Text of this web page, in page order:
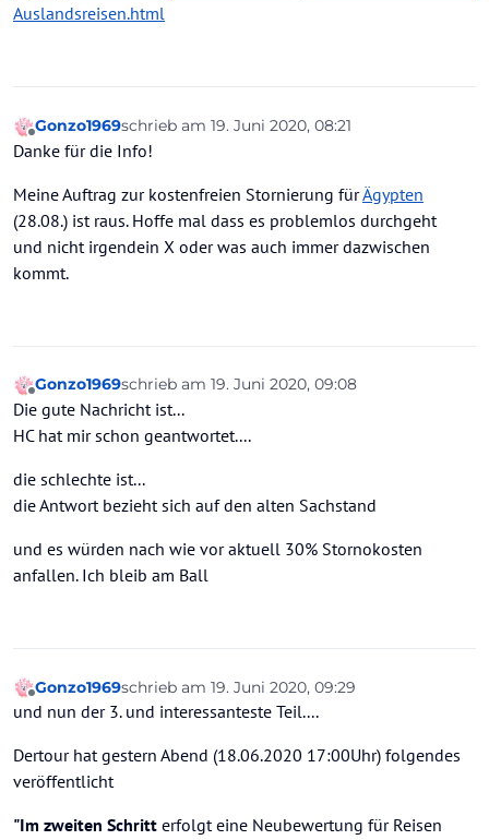
Auslandsreisen.html
Offline
Gonzo1969schrieb am 19. Juni 2020, 08:21
zuletzt editiert von
Danke für die Info!
Meine Auftrag zur kostenfreien Stornierung fürÄgypten
(28.08.) ist raus. Hoffe mal dass es problemlos durchgeht
und nicht irgendein X oder was auch immer dazwischen
kommt.
Offline
Gonzo1969schrieb am 19. Juni 2020, 09:08
zuletzt editiert von
Die gute Nachricht ist...
HC hat mir schon geantwortet....
die schlechte ist...
die Antwort bezieht sich auf den alten Sachstand
und es würden nach wie vor aktuell 30% Stornokosten
anfallen. Ich bleib am Ball
Offline
Gonzo1969schrieb am 19. Juni 2020, 09:29
zuletzt editiert von
und nun der 3. und interessanteste Teil....
Dertour hat gestern Abend (18.06.2020 17:00Uhr) folgendes
veröffentlicht
"Im zweiten Schritt erfolgt eine Neubewertung für Reisen